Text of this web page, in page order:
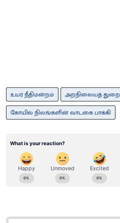
உயர் நீதிமன்றம் அறநிலையத் துறை
கோயில் நிலங்களின் வாடகை பாக்கி